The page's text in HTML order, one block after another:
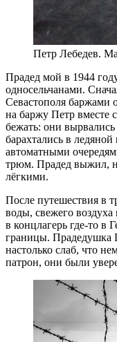
Петр Лебедев.
Прадед мой в 1944
односельчанами.
Севастополя баржами
на баржу Петр вместе
бежать: они
барахтались в
автоматными
трюм. Прадед выжил,
лёгкими.
После путешествия в
воды, свежего воздуха
в концлагерь где-то в
границы. Прадедушка
настолько слаб, что
патрон, они были